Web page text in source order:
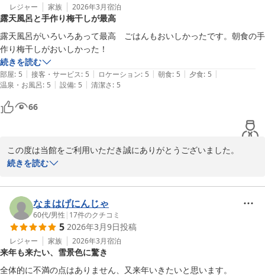
レジャー 家族 2026年3月宿泊
露天風呂と手作り梅干しが最高
露天風呂がいろいろあって最高　ごはんもおいしかったです。朝食の手
作り梅干しがおいしかった！
続きを読む
部屋: 5 | 接客・サービス: 5 | ロケーション: 5 | 朝食: 5 | 夕食: 5 |
温泉・お風呂: 5 | 設備: 5 | 清潔さ: 5
66
この度は当館をご利用いただき誠にありがとうございました。
温泉、お食事ともに楽しんでいただけましたようで幸いでございま
フ一同大変うれしく思います。
ぜひまた、三瓶の温泉と美味しいご飯、そして梅干しを楽しみにい
らしてください。スタッフ一同、次のお越しを心よりお待ちしてお
三瓶温泉 国民宿舎さんべ荘
2026-04-04
続きを読む
なまはげにんじゃ
60代/男性 | 17件のクチコミ
5 2026年3月9日投稿
レジャー 家族 2026年3月宿泊
来年も来たい、雪景色に驚き
全体的に不満の点はありません、又来年いきたいと思います。